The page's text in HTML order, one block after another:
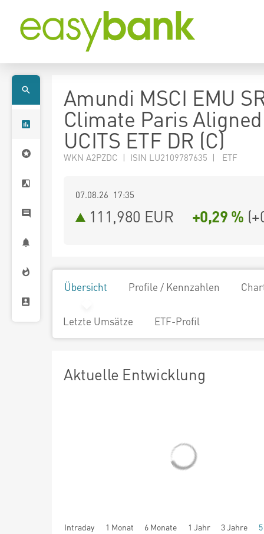
Amundi MSCI EMU
Climate Paris
UCITS ETF DR (C)
WKN A2PZDC | ISIN LU2109787635 | ETF
07.08.26 17:35
111,980 EUR +0,29 % (
Übersicht Profile / Kennzahlen
Letzte Umsätze ETF-Profil
Aktuelle Entwicklung
Intraday 1 Monat 6 Monate 1 Jahr 3 Jahre